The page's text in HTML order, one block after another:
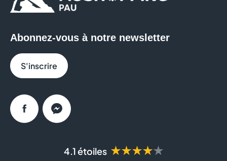
4.1 étoiles ★★★★★
Abonnez-vous à notre newsletter
S'inscrire
FacebookMessenger